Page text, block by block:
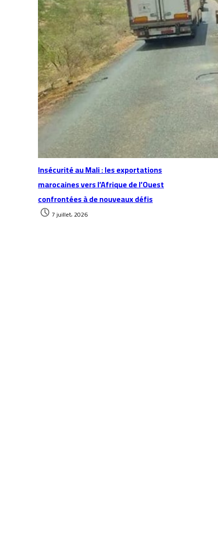
Insécurité au Mali : les exportations
marocaines vers l’Afrique de l’Ouest
confrontées à de nouveaux défis
7 juillet، 2026